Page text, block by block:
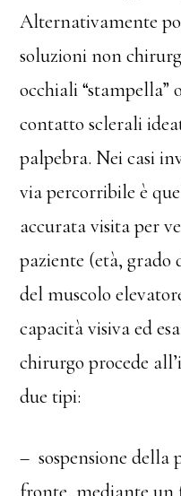
Alternativamente
soluzioni non
occhiali “stampella”
contatto sclerali
palpebra. Nei casi
via percorribile è
accurata visita per
paziente (età,
del muscolo
capacità visiva ed
chirurgo procede
due tipi:
– sospensione della